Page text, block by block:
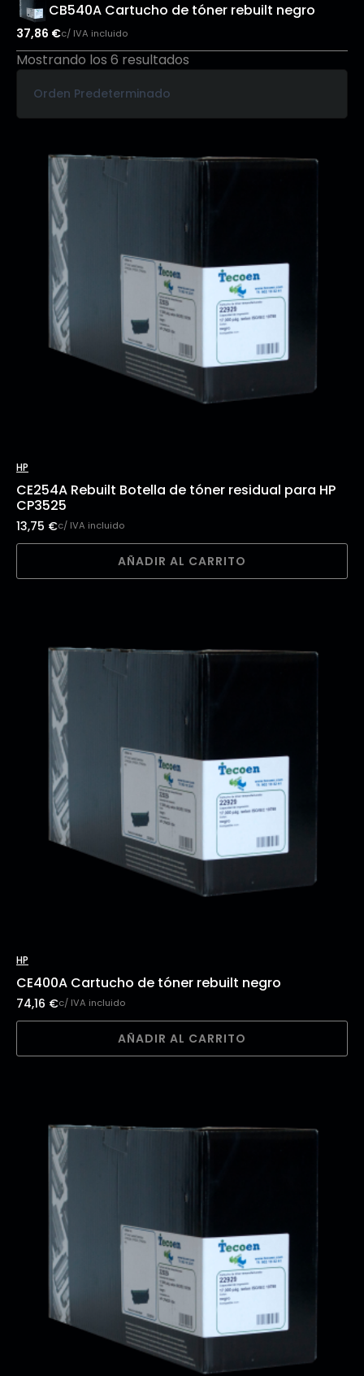
CB540A Cartucho de tóner rebuilt negro
37,86 €c/ IVA incluido
Mostrando los 6 resultados
HP
CE254A Rebuilt Botella de tóner residual para HP
CP3525
13,75 €c/ IVA incluido
AÑADIR AL CARRITO
HP
CE400A Cartucho de tóner rebuilt negro
74,16 €c/ IVA incluido
AÑADIR AL CARRITO